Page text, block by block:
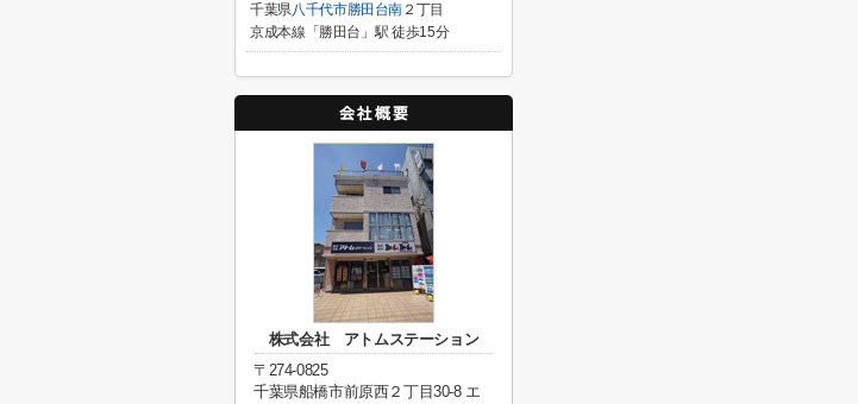
千葉県八千代市勝田台南 ２丁目
京成本線「勝田台」駅 徒歩15分
株式会社 アトムステーション
〒274-0825
千葉県船橋市前原西２丁目30-8 エ